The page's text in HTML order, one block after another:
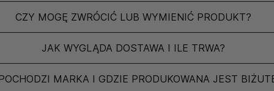
CZY MOGĘ ZWRÓCIĆ LUB WYMIENIĆ PRODUKT?
JAK WYGLĄDA DOSTAWA I ILE TRWA?
MARKA I GDZIE PRODUKOWANA JEST